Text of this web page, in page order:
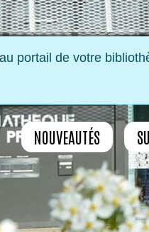
portail de votre
NOUVEAUTÉS